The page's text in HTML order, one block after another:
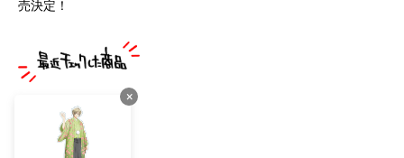
売決定！
×